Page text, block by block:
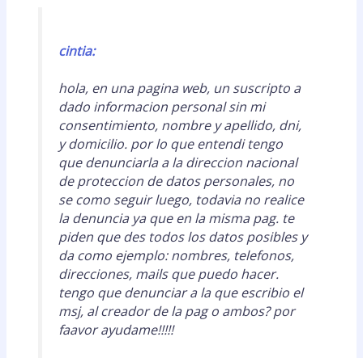
cintia:
hola, en una pagina web, un suscripto a
dado informacion personal sin mi
consentimiento, nombre y apellido, dni,
y domicilio. por lo que entendi tengo
que denunciarla a la direccion nacional
de proteccion de datos personales, no
se como seguir luego, todavia no realice
la denuncia ya que en la misma pag. te
piden que des todos los datos posibles y
da como ejemplo: nombres, telefonos,
direcciones, mails que puedo hacer.
tengo que denunciar a la que escribio el
msj, al creador de la pag o ambos? por
faavor ayudame!!!!!